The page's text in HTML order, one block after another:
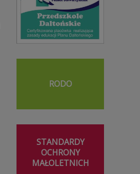
RODO
STANDARDY
OCHRONY
MAŁOLETNICH